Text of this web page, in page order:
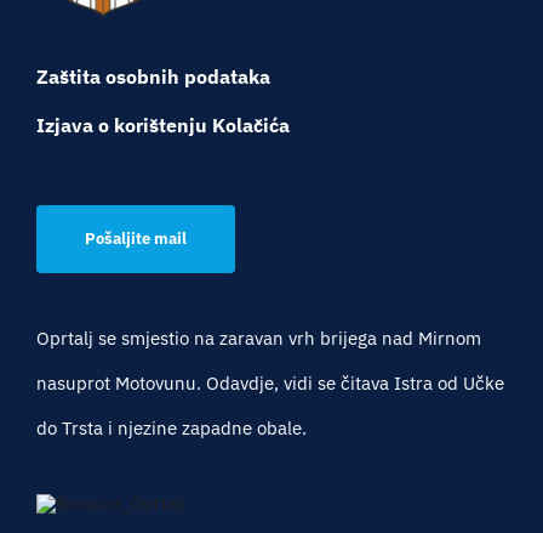
Zaštita osobnih podataka
Izjava o korištenju Kolačića
Pošaljite mail
Oprtalj se smjestio na zaravan vrh brijega nad Mirnom
nasuprot Motovunu. Odavdje, vidi se čitava Istra od Učke
do Trsta i njezine zapadne obale.